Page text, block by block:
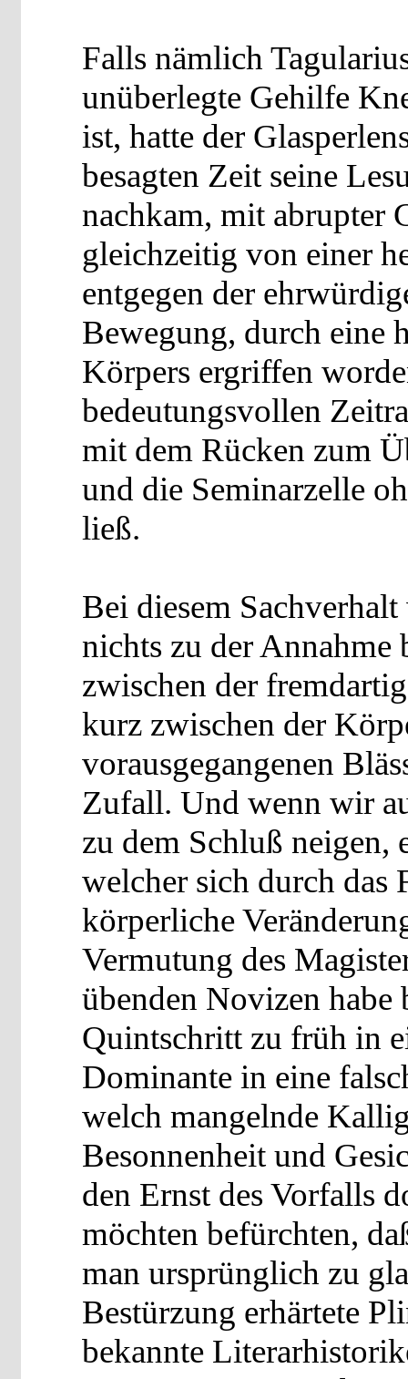
Falls nämlich
unüberlegte Gehilfe
ist, hatte der
besagten Zeit seine
nachkam, mit abrupter
gleichzeitig von einer
entgegen der
Bewegung, durch eine
Körpers ergriffen
bedeutungsvollen
mit dem Rücken zum
und die Seminarzelle
ließ.
Bei diesem
nichts zu der Annahme
zwischen der
kurz zwischen der
vorausgegangenen
Zufall. Und wenn wir
zu dem Schluß neigen,
welcher sich durch das
körperliche
Vermutung des
übenden Novizen habe
Quintschritt zu früh in
Dominante in eine
welch mangelnde
Besonnenheit und
den Ernst des Vorfalls
möchten befürchten,
man ursprünglich zu
Bestürzung erhärtete
bekannte